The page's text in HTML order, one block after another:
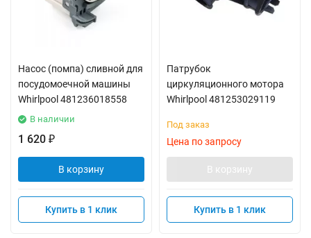
Насос (помпа) сливной для
посудомоечной машины
Whirlpool 481236018558
В наличии
1 620 ₽
В корзину
Купить в 1 клик
Патрубок
циркуляционного мотора
Whirlpool 481253029119
Под заказ
Цена по запросу
В корзину
Купить в 1 клик